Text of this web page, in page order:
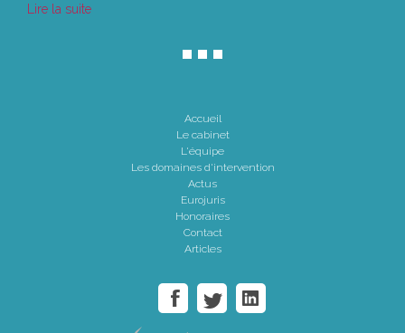
Lire la suite
Accueil
Le cabinet
L'équipe
Les domaines d'intervention
Actus
Eurojuris
Honoraires
Contact
Articles